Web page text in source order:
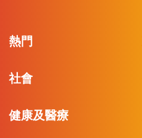
熱門
社會
健康及醫療